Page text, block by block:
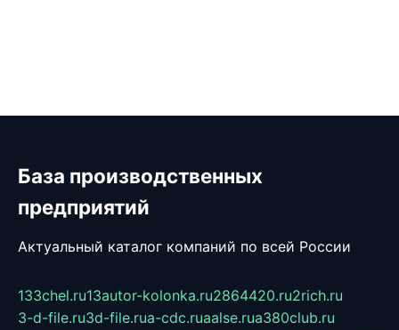
База производственных
предприятий
Актуальный каталог компаний по всей России
133chel.ru13autor-kolonka.ru2864420.ru2rich.ru
3-d-file.ru3d-file.rua-cdc.ruaalse.rua380club.ru